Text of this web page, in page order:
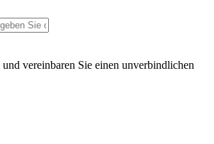
vereinbaren Sie einen unverbindlichen